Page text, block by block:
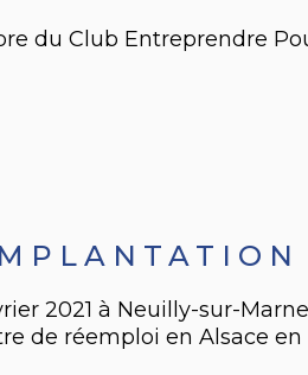
du Club Entreprendre
2021 à Neuilly-sur-
de réemploi en Alsace en